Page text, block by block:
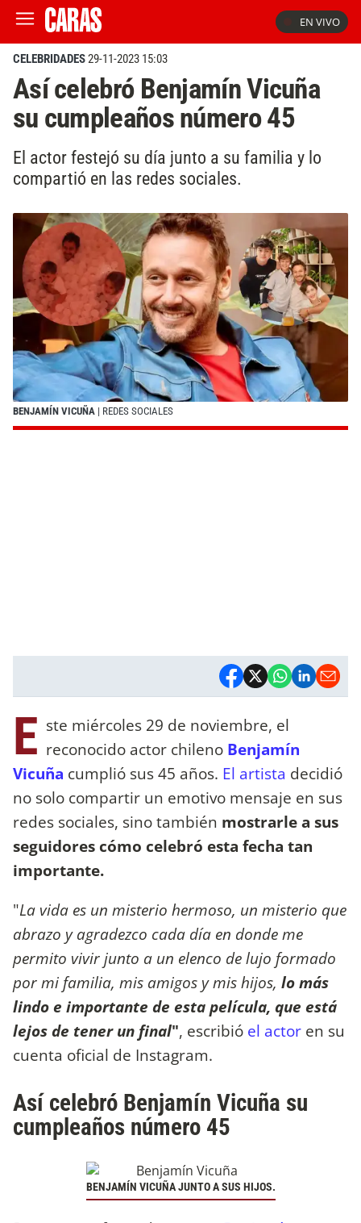
EN VIVO
CELEBRIDADES29-11-2023 15:03
Así celebró Benjamín Vicuña
su cumpleaños número 45
El actor festejó su día junto a su familia y lo
compartió en las redes sociales.
BENJAMÍN VICUÑA | REDES SOCIALES
E ste miércoles 29 de noviembre, el
reconocido actor chileno Benjamín
Vicuña cumplió sus 45 años. El artista decidió
no solo compartir un emotivo mensaje en sus
redes sociales, sino también mostrarle a sus
seguidores cómo celebró esta fecha tan
importante.
"La vida es un misterio hermoso, un misterio que
abrazo y agradezco cada día en donde me
permito vivir junto a un elenco de lujo formado
por mi familia, mis amigos y mis hijos, lo más
lindo e importante de esta película, que está
lejos de tener un final", escribió el actor en su
cuenta oficial de Instagram.
Así celebró Benjamín Vicuña su
cumpleaños número 45
BENJAMÍN VICUÑA JUNTO A SUS HIJOS.